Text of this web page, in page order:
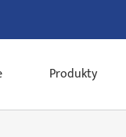
Produkty